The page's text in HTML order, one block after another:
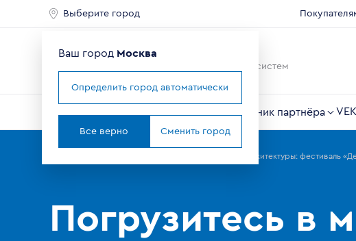
Выберите город
Ведущий мировой
производитель оконных систем
Справочник партнёра
Погрузитесь в мир архитектуры: фестиваль
Погрузитесь в
Ваш город Москва
Определить город автоматически
Все верно Сменить город